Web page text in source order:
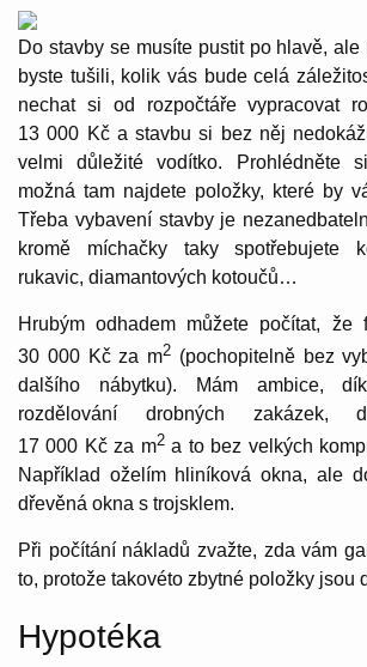
Do stavby se musíte pustit po hlavě,
byste tušili, kolik vás bude celá
nechat si od rozpočtáře vypracovat
13 000 Kč a stavbu si bez něj
velmi důležité vodítko. Prohlédněte
možná tam najdete položky, které by
Třeba vybavení stavby je
kromě míchačky taky spotřebujete
rukavic, diamantových kotoučů…
Hrubým odhadem můžete počítat, že
30 000 Kč za m2 (pochopitelně bez
dalšího nábytku). Mám ambice,
rozdělování drobných zakázek,
17 000 Kč za m2a to bez velkých
Například oželím hliníková okna, ale
dřevěná okna s trojsklem.
Při počítání nákladů zvažte, zda vám
to, protože takovéto zbytné položky jsou
Hypotéka